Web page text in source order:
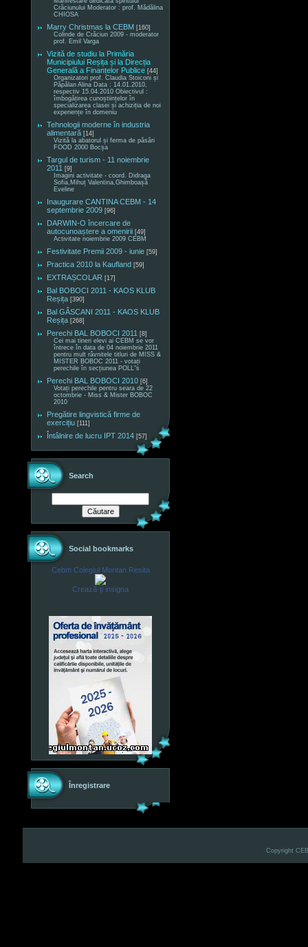
Crăciunului Moderator : prof. Mădălina
CHIOSA
Marry Christmas la CEBM [160]
Colinde de Crăciun 2009 - moderator
prof. Emil Varga
Vizită de studiu la Primăria
Municipiului Reșița și la Direcția
Generală a Finanțelor Publice [44]
Organizatori prof. Claudia Stoiconi și
Păpălan Alina Data : 14.01.2010,
respectiv 15.04.2010 Obiectivul :
îmbogățirea cunoștiințelor în
specializarea clasei și achiziția de noi
experiențe în domeniu
Tehnologii moderne în industria
alimentară [14]
Vizită la abatorul și ferma de păsări
FOOD 2000 Bocșa
Targul de turism - 11 noiembrie
2011 [9]
Imagini activitate - coord. Didraga
Sofia,Mihuț Valentina,Ghimboașă
Eveline
Inaugurare CANTINA CEBM - 14
septembrie 2009 [96]
DARWIN-O încercare de
autocunoaștere a omenirii [49]
Activitate noiembrie 2009 CEBM
Festivitate Premii 2009 - iunie [59]
Practica 2010 la Kaufland [59]
EXTRAȘCOLAR [17]
Bal BOBOCI 2011 - KAOS KLUB
Reșița [390]
Bal GÂSCANI 2011 - KAOS KLUB
Reșița [268]
Perechi BAL BOBOCI 2011 [8]
Cei mai tineri elevi ai CEBM se vor
întrece în data de 04 noiembrie 2011
pentru mult râvnitele titluri de MISS &
MISTER BOBOC 2011 - votați
perechile în secțiunea POLL"s
Perechi BAL BOBOCI 2010 [6]
Votați perechile pentru seara de 22
octombrie - Miss & Mister BOBOC
2010
Pregătire lingvistică firme de
exercițiu [111]
Întâlnire de lucru IPT 2014 [57]
Search
Social bookmarks
Cebm Colegiul Montan Resita
Crează-ţi insigna
Înregistrare
Copyright